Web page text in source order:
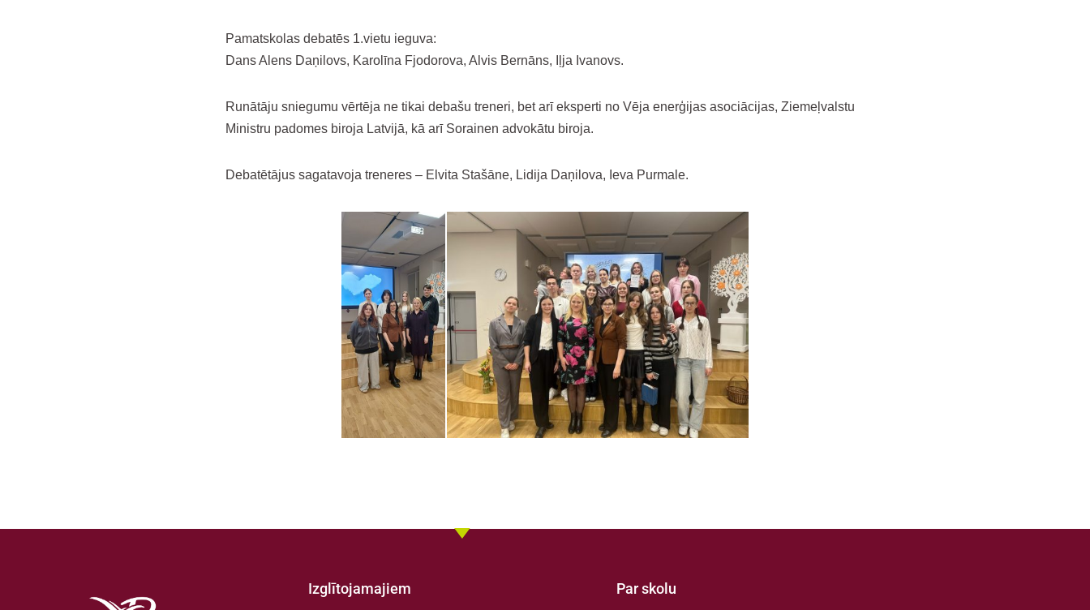
Pamatskolas debatēs 1.vietu ieguva:
Dans Alens Daņilovs, Karolīna Fjodorova, Alvis Bernāns, Iļja Ivanovs.
Runātāju sniegumu vērtēja ne tikai debašu treneri, bet arī eksperti no Vēja enerģijas asociācijas, Ziemeļvalstu
Ministru padomes biroja Latvijā, kā arī Sorainen advokātu biroja.
Debatētājus sagatavoja treneres – Elvita Stašāne, Lidija Daņilova, Ieva Purmale.
Izglītojamajiem Par skolu